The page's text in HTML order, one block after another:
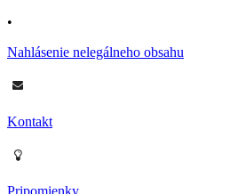
•
Nahlásenie nelegálneho obsahu
Kontakt